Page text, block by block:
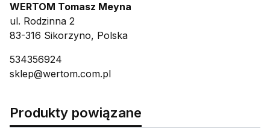
WERTOM Tomasz Meyna
ul. Rodzinna 2
83-316 Sikorzyno, Polska
534356924
sklep@wertom.com.pl
Produkty powiązane